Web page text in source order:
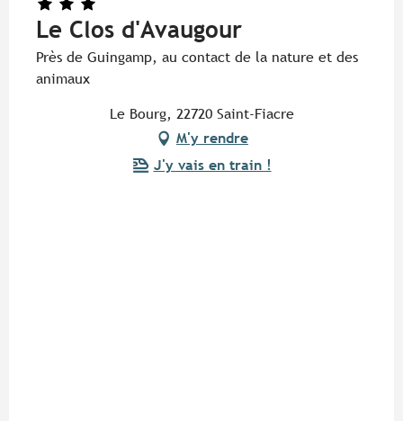
Le Clos d'Avaugour
Près de Guingamp, au contact de la nature et des
animaux
Le Bourg, 22720 Saint-Fiacre
M'y rendre
J'y vais en train !